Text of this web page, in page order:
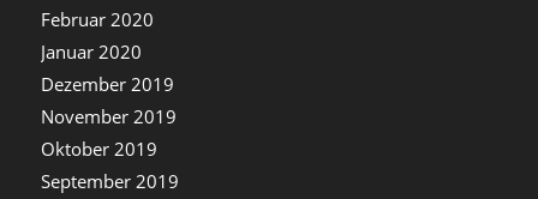
Februar 2020
Januar 2020
Dezember 2019
November 2019
Oktober 2019
September 2019